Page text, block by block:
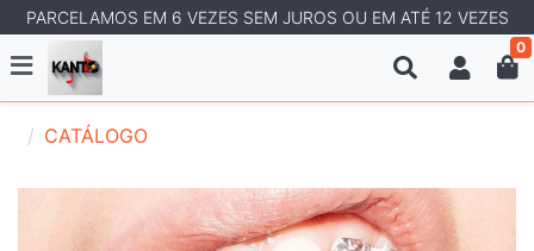
PARCELAMOS EM 6 VEZES SEM JUROS OU EM ATÉ 12 VEZES
0
CATÁLOGO